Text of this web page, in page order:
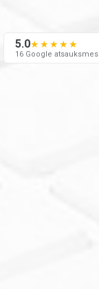
5.0★★★★★
16 Google atsauksmes